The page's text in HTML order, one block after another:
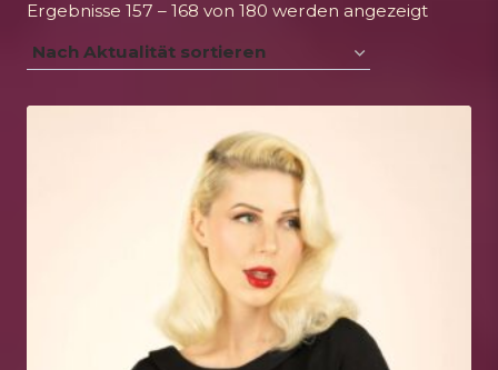
Ergebnisse 157 – 168 von 180 werden angezeigtNach